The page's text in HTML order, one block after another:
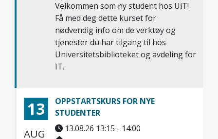
Velkommen som ny student hos UiT!
Få med deg dette kurset for
nødvendig info om de verktøy og
tjenester du har tilgang til hos
Universitetsbiblioteket og avdeling for
IT.
13
AUG
OPPSTARTSKURS FOR NYE
STUDENTER
13.08.26 13:15 - 14:00